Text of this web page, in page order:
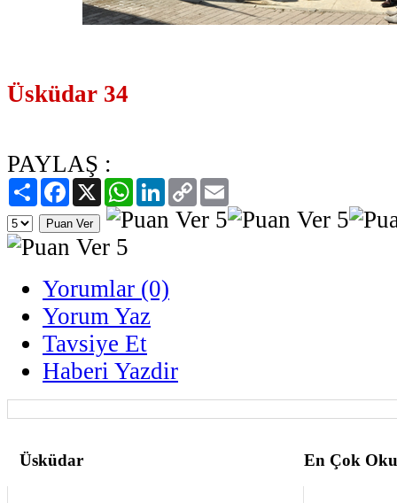
Üsküdar 34
PAYLAŞ :
PaylaşFacebook
X WhatsAppLinkedIn
Copy
Link
Yorumlar (0)
Yorum Yaz
Tavsiye Et
Haberi Yazdir
Üsküdar En Çok